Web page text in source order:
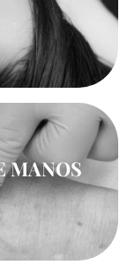
MANOS